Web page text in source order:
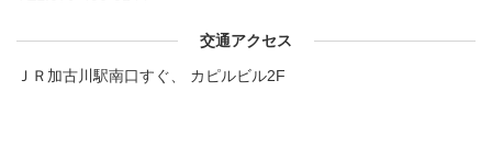
交通アクセス
ＪＲ加古川駅南口すぐ、 カピルビル2F